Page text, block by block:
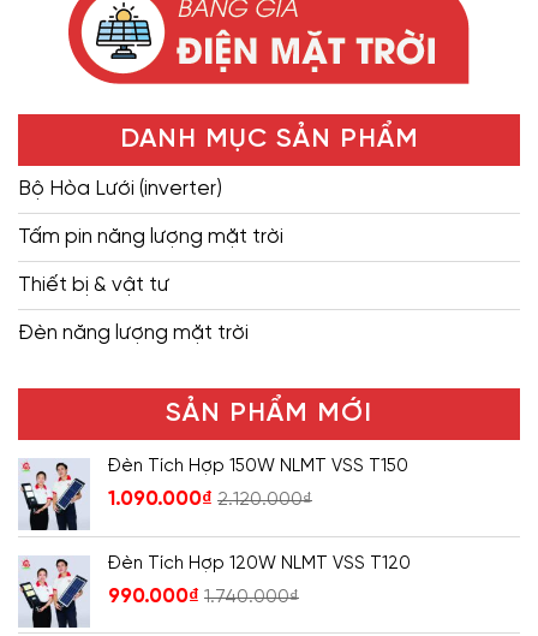
DANH MỤC SẢN PHẨM
Bộ Hòa Lưới (inverter)
Tấm pin năng lượng mặt trời
Thiết bị & vật tư
Đèn năng lượng mặt trời
SẢN PHẨM MỚI
Đèn Tích Hợp 150W NLMT VSS T150
1.090.000₫ 2.120.000₫
Đèn Tích Hợp 120W NLMT VSS T120
990.000₫ 1.740.000₫